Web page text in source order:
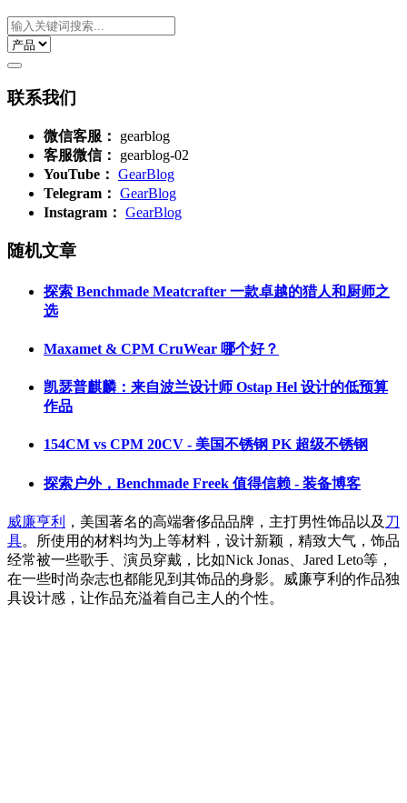
联系我们
微信客服：
gearblog
客服微信：
gearblog-02
YouTube： GearBlog
Telegram： GearBlog
Instagram： GearBlog
随机文章
探索 Benchmade Meatcrafter 一款卓越的猎人和厨师之
选
Maxamet & CPM CruWear 哪个好？
凯瑟普麒麟：来自波兰设计师 Ostap Hel 设计的低预算
作品
154CM vs CPM 20CV - 美国不锈钢 PK 超级不锈钢
探索户外，Benchmade Freek 值得信赖 - 装备博客
威廉亨利 ，美国著名的高端奢侈品品牌，主打男性饰品以及 刀
具。所使用的材料均为上等材料，设计新颖，精致大气，饰品
经常被一些歌手、演员穿戴，比如Nick Jonas、Jared Leto等，
在一些时尚杂志也都能见到其饰品的身影。威廉亨利的作品独
具设计感，让作品充溢着自己主人的个性。